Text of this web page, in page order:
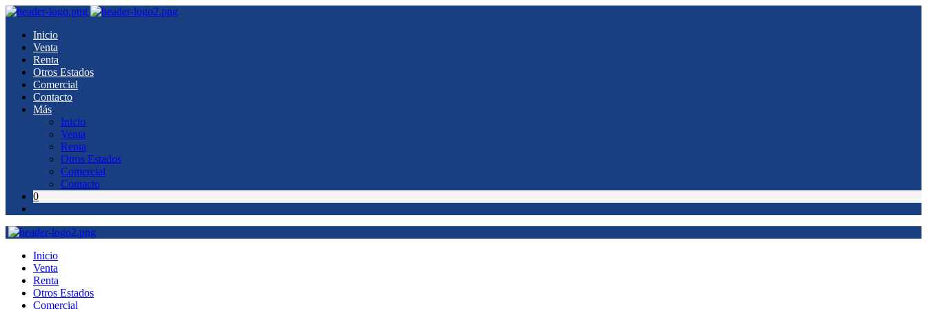
Inicio
Venta
Renta
Otros Estados
Comercial
Contacto
Más
Inicio
Venta
Renta
Otros Estados
Comercial
Contacto
0
Inicio
Venta
Renta
Otros Estados
Comercial